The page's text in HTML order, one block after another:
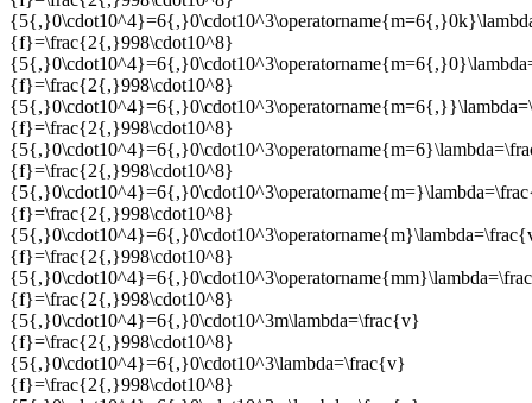
{f}=\frac{2{,}998\cdot10^8}
{f}=\frac{2{,}998\cdot10^8}
{f}=\frac{2{,}998\cdot10^8}
{f}=\frac{2{,}998\cdot10^8}
{f}=\frac{2{,}998\cdot10^8}
{f}=\frac{2{,}998\cdot10^8}
{f}=\frac{2{,}998\cdot10^8}
{5{,}0\cdot10^4}=6{,}0\cdot10^3m\lambda=\frac{v}
{f}=\frac{2{,}998\cdot10^8}
{5{,}0\cdot10^4}=6{,}0\cdot10^3\lambda=\frac{v}
{f}=\frac{2{,}998\cdot10^8}